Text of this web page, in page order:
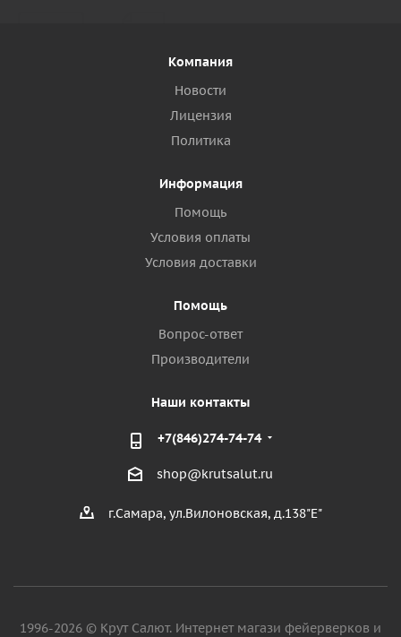
Компания
Новости
Лицензия
Политика
Информация
Помощь
Условия оплаты
Условия доставки
Помощь
Вопрос-ответ
Производители
Наши контакты
+7(846)274-74-74
shop@krutsalut.ru
г.Самара, ул.Вилоновская, д.138"Е"
1996-2026 © Крут Салют. Интернет магази фейерверков и